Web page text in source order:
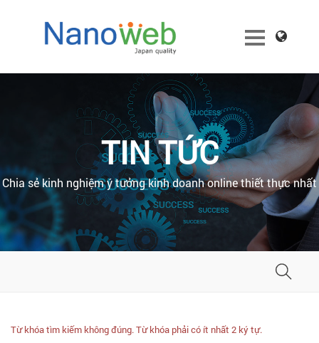
TIN TỨC
Chia sẻ kinh nghiệm ý tưởng kinh doanh online thiết thực nhất
Từ khóa tìm kiếm không đúng. Từ khóa phải có ít nhất 2 ký tự.